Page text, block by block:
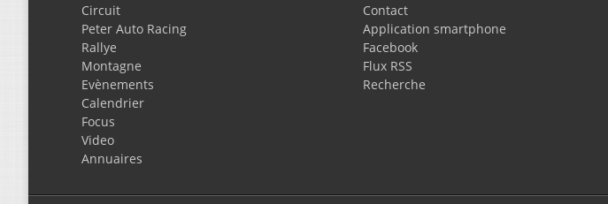
Circuit
Peter Auto Racing
Rallye
Montagne
Evènements
Calendrier
Focus
Video
Annuaires
Contact
Application smartphone
Facebook
Flux RSS
Recherche